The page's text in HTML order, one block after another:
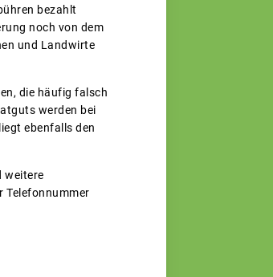
bezahlt
noch von dem
und Landwirte
die häufig falsch
werden bei
ebenfalls den
weitere
Telefonnummer